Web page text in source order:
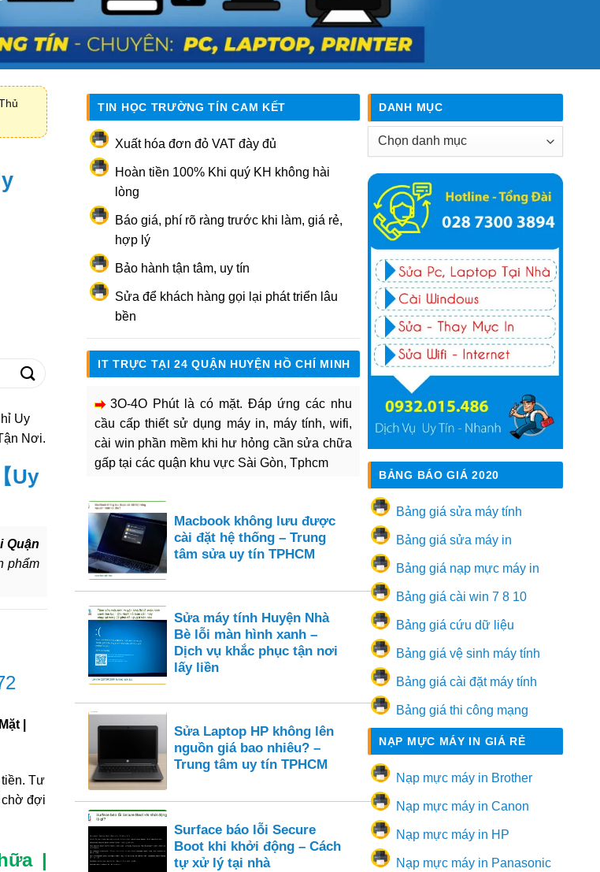
Uy
Nơi.
Uy
Quận
phẩm
|
Tư
chờ đợi
|
TIN HỌC TRƯỜNG TÍN CAM KẾT
Xuất hóa đơn đỏ VAT đày đủ
Hoàn tiền 100% Khi quý KH không hài
lòng
Báo giá, phí rõ ràng trước khi làm, giá rẻ,
hợp lý
Bảo hành tận tâm, uy tín
Sửa để khách hàng gọi lại phát triển lâu
bền
IT TRỰC TẠI 24 QUẬN HUYỆN HỒ CHÍ MINH
3O-4O Phút là có mặt. Đáp ứng các nhu
cầu cấp thiết sử dụng máy in, máy tính, wifi,
cài win phần mềm khi hư hỏng cần sửa chữa
gấp tại các quận khu vực Sài Gòn, Tphcm
Macbook không lưu được
cài đặt hệ thống – Trung
tâm sửa uy tín TPHCM
Sửa máy tính Huyện Nhà
Bè lỗi màn hình xanh –
Dịch vụ khắc phục tận nơi
lấy liền
Sửa Laptop HP không lên
nguồn giá bao nhiêu? –
Trung tâm uy tín TPHCM
Surface báo lỗi Secure
Boot khi khởi động – Cách
tự xử lý tại nhà
DANH MỤC
Danh
BẢNG BÁO GIÁ 2020
Bảng giá sửa máy tính
Bảng giá sửa máy in
Bảng giá nạp mực máy in
Bảng giá cài win 7 8 10
Bảng giá cứu dữ liệu
Bảng giá vệ sinh máy tính
Bảng giá cài đặt máy tính
Bảng giá thi công mạng
NẠP MỰC MÁY IN GIÁ RẺ
Nạp mực máy in Brother
Nạp mực máy in Canon
Nạp mực máy in HP
Nạp mực máy in Panasonic